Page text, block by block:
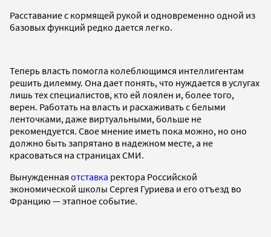
Расставание с кормящей рукой и одновременно одной из
базовых функций редко дается легко.
Теперь власть помогла колеблющимся интеллигентам
решить дилемму. Она дает понять, что нуждается в услугах
лишь тех специалистов, кто ей лоялен и, более того,
верен. Работать на власть и расхаживать с белыми
ленточками, даже виртуальными, больше не
рекомендуется. Свое мнение иметь пока можно, но оно
должно быть запрятано в надежном месте, а не
красоваться на страницах СМИ.
Вынужденная отставка ректора Российской
экономической школы Сергея Гуриева и его отъезд во
Францию — этапное событие.